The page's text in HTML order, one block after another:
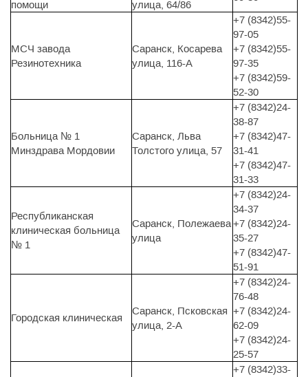
помощи улица, 64/86
МСЧ завода
Резинотехника
Саранск, Косарева
улица, 116-А
+7 (8342)55-
97-05
+7 (8342)55-
97-35
+7 (8342)59-
52-30
Больница № 1
Минздрава Мордовии
Саранск, Льва
Толстого улица, 57
+7 (8342)24-
38-87
+7 (8342)47-
31-41
+7 (8342)47-
31-33
Республиканская
клиническая больница
№ 1
Саранск, Полежаева
улица
+7 (8342)24-
34-37
+7 (8342)24-
35-27
+7 (8342)47-
51-91
Городская клиническая
Саранск, Псковская
улица, 2-А
+7 (8342)24-
76-48
+7 (8342)24-
62-09
+7 (8342)24-
25-57
+7 (8342)33-